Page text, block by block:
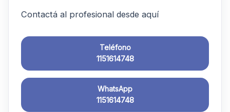
Contactá al profesional desde aquí
Teléfono
1151614748
WhatsApp
1151614748